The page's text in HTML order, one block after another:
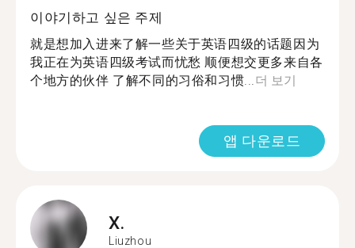
이야기하고 싶은 주제
就是想加入进来了解一些关于英语四级的话题因为
我正在为英语四级考试而忧愁 顺便想交更多来自各
个地方的伙伴 了解不同的习俗和习惯...더 보기
앱 다운로드
X.
Liuzhou